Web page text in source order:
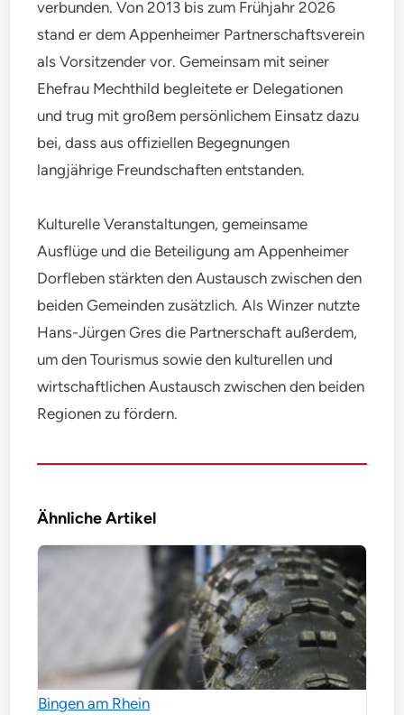
verbunden. Von 2013 bis zum Frühjahr 2026
stand er dem Appenheimer Partnerschaftsverein
als Vorsitzender vor. Gemeinsam mit seiner
Ehefrau Mechthild begleitete er Delegationen
und trug mit großem persönlichem Einsatz dazu
bei, dass aus offiziellen Begegnungen
langjährige Freundschaften entstanden.
Kulturelle Veranstaltungen, gemeinsame
Ausflüge und die Beteiligung am Appenheimer
Dorfleben stärkten den Austausch zwischen den
beiden Gemeinden zusätzlich. Als Winzer nutzte
Hans-Jürgen Gres die Partnerschaft außerdem,
um den Tourismus sowie den kulturellen und
wirtschaftlichen Austausch zwischen den beiden
Regionen zu fördern.
Ähnliche Artikel
Bingen am Rhein